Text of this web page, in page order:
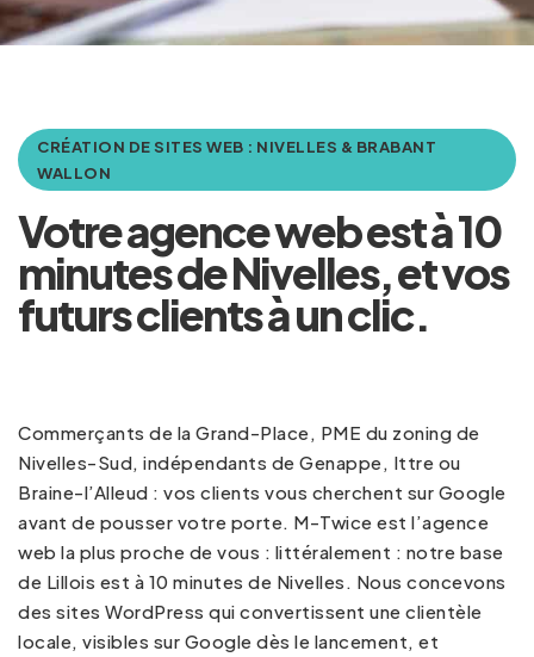
CRÉATION DE SITES WEB : NIVELLES & BRABANT
WALLON
Votre agence web est à 10
minutes de Nivelles, et vos
futurs clients à un clic.
Commerçants de la Grand-Place, PME du zoning de
Nivelles-Sud, indépendants de Genappe, Ittre ou
Braine-l’Alleud : vos clients vous cherchent sur Google
avant de pousser votre porte. M-Twice est l’agence
web la plus proche de vous : littéralement : notre base
de Lillois est à 10 minutes de Nivelles. Nous concevons
des sites WordPress qui convertissent une clientèle
locale, visibles sur Google dès le lancement, et